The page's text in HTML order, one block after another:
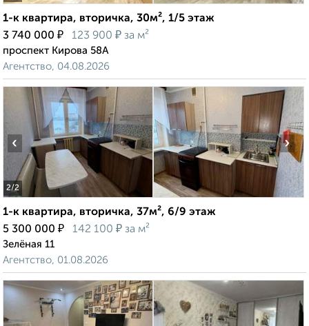
1-к квартира, вторичка, 30м², 1/5 этаж
3 740 000 ₽ 123 900 ₽ за м²
проспект Кирова 58А
Агентство, 04.08.2026
2/2
‹ ›
1-к квартира, вторичка, 37м², 6/9 этаж
5 300 000 ₽ 142 100 ₽ за м²
Зелёная 11
Агентство, 01.08.2026